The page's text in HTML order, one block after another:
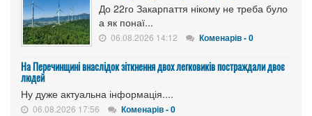
До 22го Закарпаття нікому не треба було
а як понаї...
06.08.2026 14:12 Коменарів - 0
На Перечинщині внаслідок зіткнення двох легковиків постраждали двоє
людей
Ну дуже актуальна інформація....
06.08.2026 17:56 Коменарів - 0